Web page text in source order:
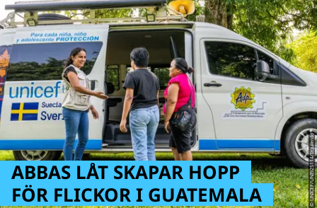
© UNICEF/UNI925114/Izquierdo
ABBAS LÅT SKAPAR HOPP
FÖR FLICKOR I GUATEMALA